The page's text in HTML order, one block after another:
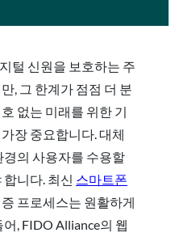
털 신원을 보호하는 주
, 그 한계가 점점 더 분
없는 미래를 위한 기
장 중요합니다. 대체
의 사용자를 수용할
니다. 최신 스마트폰
프로세스는 원활하게
, FIDO Alliance의 웹